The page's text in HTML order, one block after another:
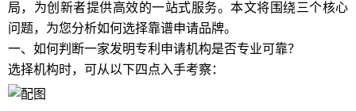
局，为创新者提供高效的一站式服务。本文将围绕三个核心
问题，为您分析如何选择靠谱申请品牌。
一、如何判断一家发明专利申请机构是否专业可靠？
选择机构时，可从以下四点入手考察：